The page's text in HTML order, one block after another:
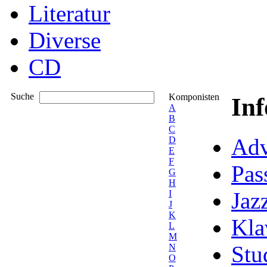
Literatur
Diverse
CD
Suche
Komponisten
A
B
C
D
E
F
G
H
I
J
K
L
M
N
O